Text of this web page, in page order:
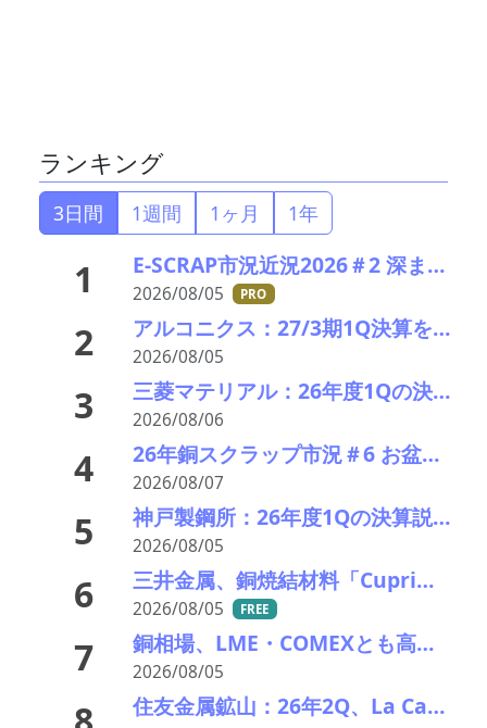
ランキング
3日間 1週間 1ヶ月 1年
1 E-SCRAP市況近況2026＃2 深まりゆくそれぞれの秋景色!?――ＪＸ金属、三菱マテリアルのいま
2026/08/05 PRO
2 アルコニクス：27/3期1Q決算を発表。業績見通し、配当を修正
2026/08/05
3 三菱マテリアル：26年度1Qの決算説明会を開催。業績見通しを大幅上方修正
2026/08/06
4 26年銅スクラップ市況＃6 お盆休暇前の異例の上げ相場――一気に40円上げ
2026/08/07
5 神戸製鋼所：26年度1Qの決算説明会を開催。売上高のみ上方修正だが・・・
2026/08/05
6 三井金属、銅焼結材料「Cuprima」が初の量産採用決定
2026/08/05 FREE
7 銅相場、LME・COMEXとも高値更新 米国向け流入と中国の供給逼迫が相場押し上げ
2026/08/05
住友金属鉱山：26年2Q、La Candelariaのキャッシュコストは・・・